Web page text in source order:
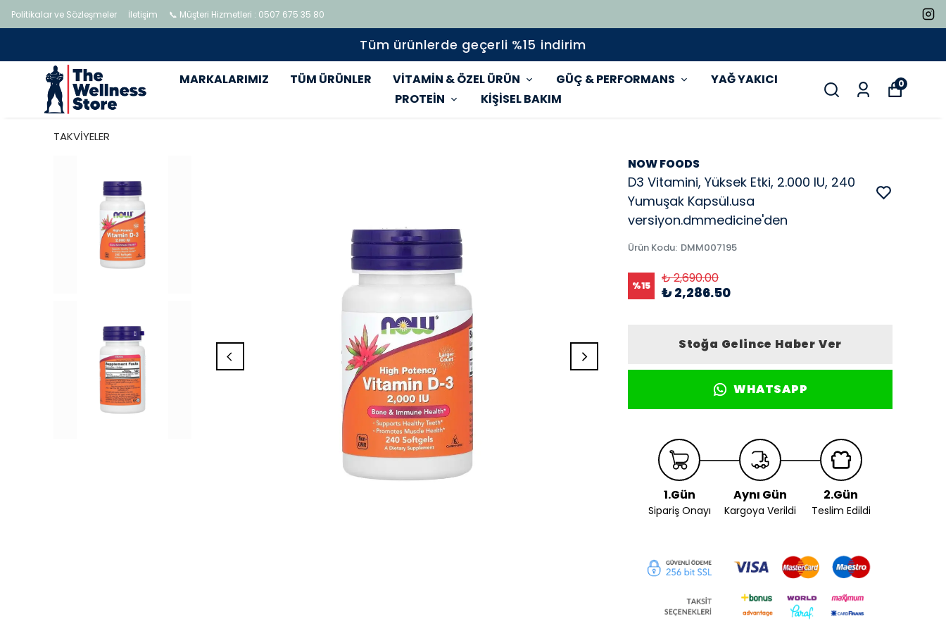
Politikalar ve Sözleşmeler İletişim 📞 Müşteri Hizmetleri : 0507 675 35 80
Tüm ürünlerde geçerli %15 indirim
MARKALARIMIZ TÜM ÜRÜNLER VİTAMİN & ÖZEL ÜRÜN GÜÇ & PERFORMANS
YAĞ YAKICI
PROTEİN
KİŞİSEL BAKIM
0
TAKVİYELER
NOW FOODS
D3 Vitamini, Yüksek Etki, 2.000 IU, 240
Yumuşak Kapsül.usa
versiyon.dmmedicine'den
Ürün Kodu: DMM007195
%15 ₺ 2,690.00
₺ 2,286.50
Stoğa Gelince Haber Ver
WHATSAPP
1.Gün
Sipariş Onayı
Aynı Gün
Kargoya Verildi
2.Gün
Teslim Edildi